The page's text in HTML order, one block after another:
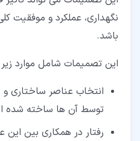
نگهداری، عملکرد و موفقیت
باشد.
این تصمیمات شامل موارد
انتخاب عناصر ساختاری
توسط آن ها ساخته شده
رفتار در همکاری بین این